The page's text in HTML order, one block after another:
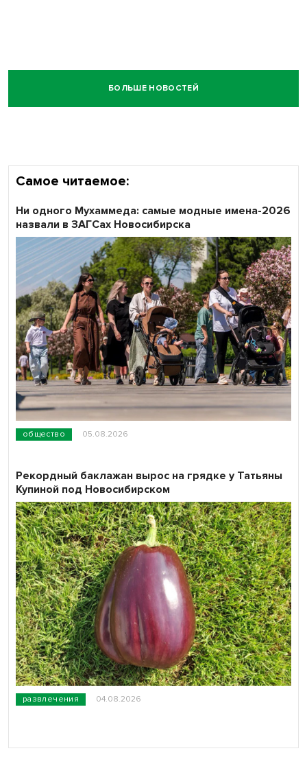
БОЛЬШЕ НОВОСТЕЙ
Самое читаемое:
общество 05.08.2026
Ни одного Мухаммеда: самые модные имена-2026
назвали в ЗАГСах Новосибирска
развлечения 04.08.2026
Рекордный баклажан вырос на грядке у Татьяны
Купиной под Новосибирском